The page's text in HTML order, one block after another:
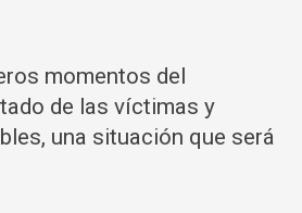
momentos del
de las víctimas y
una situación que será